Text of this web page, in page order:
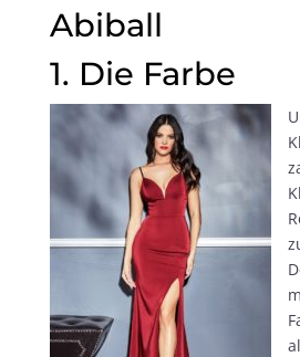
Abiball
1. Die Farbe